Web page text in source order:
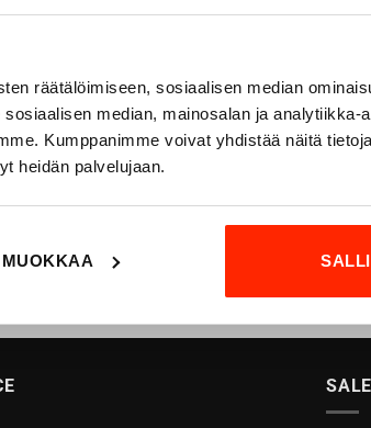
räätälöimiseen, sosiaalisen median
median, mainosalan ja analytiikka-
Kumppanimme voivat yhdistää näitä
heidän palvelujaan.
MUOKKAA